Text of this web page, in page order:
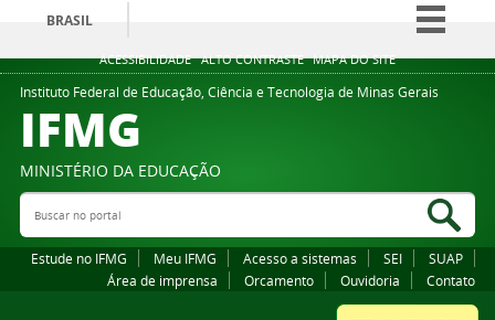
ACESSIBILIDADE ALTO CONTRASTE MAPA DO SITE
BRASIL
Simplifique!
Comunica BR
Legislação
Instituto Federal de Educação, Ciência e Tecnologia de Minas Gerais
IFMG
MINISTÉRIO DA EDUCAÇÃO
Buscar no portal
Estude no IFMG Meu IFMG Acesso a sistemas SEI
SUAP
Área de imprensa
Orcamento Ouvidoria Contato